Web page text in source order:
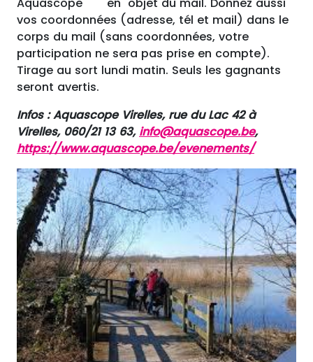
vos coordonnées (adresse, tél et mail) dans le
corps du mail (sans coordonnées, votre
participation ne sera pas prise en compte).
Tirage au sort lundi matin. Seuls les gagnants
seront avertis.
Infos : Aquascope Virelles, rue du Lac 42 à
Virelles, 060/21 13 63, info@aquascope.be,
https://www.aquascope.be/evenements/